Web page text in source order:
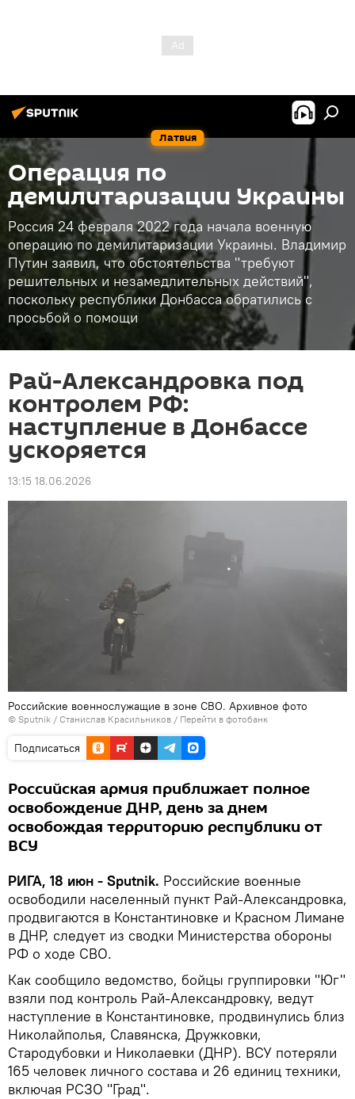
Латвия
Операция по
демилитаризации Украины
Россия 24 февраля 2022 года начала военную
операцию по демилитаризации Украины. Владимир
Путин заявил, что обстоятельства "требуют
решительных и незамедлительных действий",
поскольку республики Донбасса обратились с
просьбой о помощи
Рай-Александровка под
контролем РФ:
наступление в Донбассе
ускоряется
13:15 18.06.2026
Российские военнослужащие в зоне СВО. Архивное фото
© Sputnik / Станислав Красильников / Перейти в фотобанк
Подписаться
Российская армия приближает полное
освобождение ДНР, день за днем
освобождая территорию республики от
ВСУ
РИГА, 18 июн - Sputnik. Российские военные
освободили населенный пункт Рай-Александровка,
продвигаются в Константиновке и Красном Лимане
в ДНР, следует из сводки Министерства обороны
РФ о ходе СВО.
Как сообщило ведомство, бойцы группировки "Юг"
взяли под контроль Рай-Александровку, ведут
наступление в Константиновке, продвинулись близ
Николайполья, Славянска, Дружковки,
Стародубовки и Николаевки (ДНР). ВСУ потеряли
165 человек личного состава и 26 единиц техники,
включая РСЗО "Град".